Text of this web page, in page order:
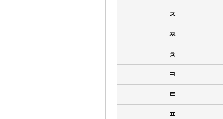
ㅈ
ㅉ
ㅊ
ㅋ
ㅌ
ㅍ